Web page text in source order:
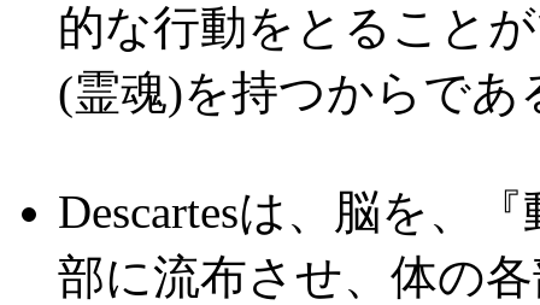
的な行動をとること
(霊魂)を持つからであ
Descartesは、脳を、
部に流布させ、体の